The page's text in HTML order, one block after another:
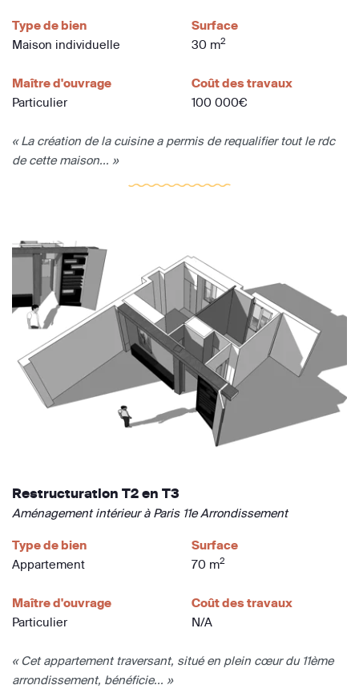
Type de bien
Maison individuelle
Surface
30 m2
Maître d'ouvrage
Particulier
Coût des travaux
100 000€
« La création de la cuisine a permis de requalifier tout le rdc
de cette maison... »
Restructuration T2 en T3
Aménagement intérieur à Paris 11e Arrondissement
Type de bien
Appartement
Surface
70 m2
Maître d'ouvrage
Particulier
Coût des travaux
N/A
« Cet appartement traversant, situé en plein cœur du 11ème
arrondissement, bénéficie... »